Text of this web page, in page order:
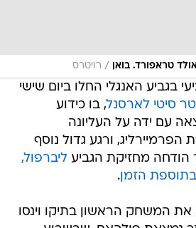
טראפורד. בואן / רויטרס
בגביע האנגלי החלו ביום שישי
סיטי לארסנל, בו כידוע
עם ידה על העליונה
ורגע גדול נוסף
מחזיקת הגביעליברפול,
בתוספת הזמן.
את המשחק הראשון בתיקו וינסו